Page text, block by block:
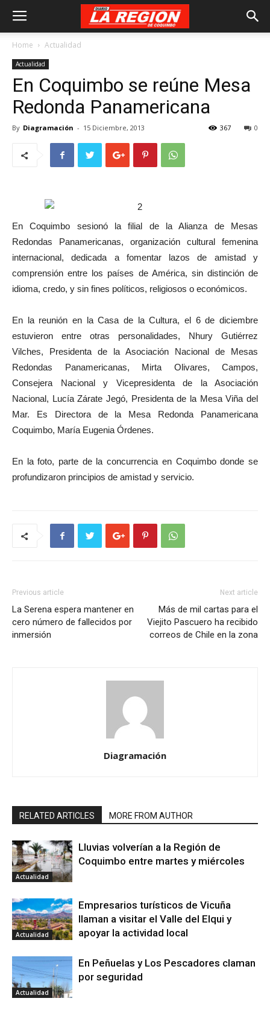
Home Actualidad
Actualidad
En Coquimbo se reúne Mesa
Redonda Panamericana
By Diagramación - 15 Diciembre, 2013 0
367
En Coquimbo sesionó la filial de la Alianza de Mesas
Redondas Panamericanas, organización cultural femenina
internacional, dedicada a fomentar lazos de amistad y
comprensión entre los países de América, sin distinción de
idioma, credo, y sin fines políticos, religiosos o económicos.
En la reunión en la Casa de la Cultura, el 6 de diciembre
estuvieron entre otras personalidades, Nhury Gutiérrez
Vilches, Presidenta de la Asociación Nacional de Mesas
Redondas Panamericanas, Mirta Olivares, Campos,
Consejera Nacional y Vicepresidenta de la Asociación
Nacional, Lucía Zárate Jegó, Presidenta de la Mesa Viña del
Mar. Es Directora de la Mesa Redonda Panamericana
Coquimbo, María Eugenia Órdenes.
En la foto, parte de la concurrencia en Coquimbo donde se
profundizaron principios de amistad y servicio.
Previous article
La Serena espera mantener en
cero número de fallecidos por
inmersión
Next article
Más de mil cartas para el
Viejito Pascuero ha recibido
correos de Chile en la zona
Diagramación
RELATED ARTICLES MORE FROM AUTHOR
Actualidad
Lluvias volverían a la Región de
Coquimbo entre martes y miércoles
Actualidad
Empresarios turísticos de Vicuña
llaman a visitar el Valle del Elqui y
apoyar la actividad local
Actualidad
En Peñuelas y Los Pescadores claman
por seguridad